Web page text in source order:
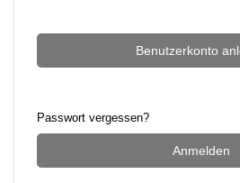
Benutzerkonto
Passwort vergessen?
Anmelden